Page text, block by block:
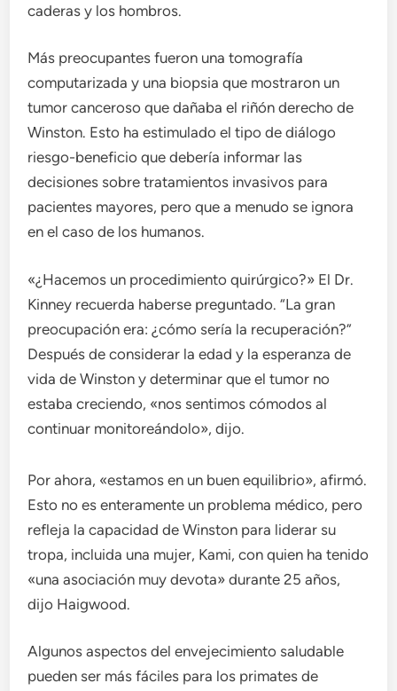
caderas y los hombros.
Más preocupantes fueron una tomografía
computarizada y una biopsia que mostraron un
tumor canceroso que dañaba el riñón derecho de
Winston. Esto ha estimulado el tipo de diálogo
riesgo-beneficio que debería informar las
decisiones sobre tratamientos invasivos para
pacientes mayores, pero que a menudo se ignora
en el caso de los humanos.
«¿Hacemos un procedimiento quirúrgico?» El Dr.
Kinney recuerda haberse preguntado. “La gran
preocupación era: ¿cómo sería la recuperación?”
Después de considerar la edad y la esperanza de
vida de Winston y determinar que el tumor no
estaba creciendo, «nos sentimos cómodos al
continuar monitoreándolo», dijo.
Por ahora, «estamos en un buen equilibrio», afirmó.
Esto no es enteramente un problema médico, pero
refleja la capacidad de Winston para liderar su
tropa, incluida una mujer, Kami, con quien ha tenido
«una asociación muy devota» durante 25 años,
dijo Haigwood.
Algunos aspectos del envejecimiento saludable
pueden ser más fáciles para los primates de